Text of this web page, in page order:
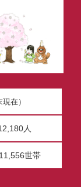
在）
人
世帯